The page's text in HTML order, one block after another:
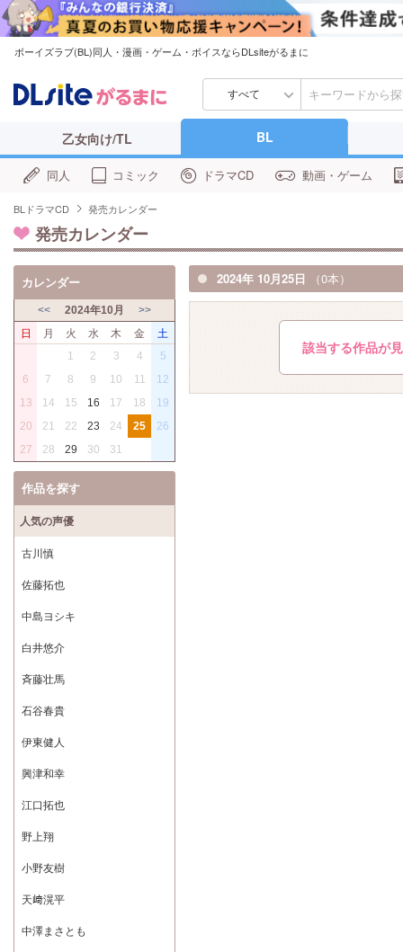
ボーイズラブ(BL)同人・漫画・ゲーム・ボイスならDLsiteがるまに
すべて
乙女向け/TL BL
同人 コミック ドラマCD 動画・ゲーム
BLドラマCD 発売カレンダー
発売カレンダー
2024年 10月25日 （0本）
該当する作品が
カレンダー
<< 2024年10月 >>
日 月 火 水 木 金 土
1 2 3 4
5
6
7 8 9 10 11
12
13
14 15 16 17 18
19
20
21 22 23 24 25
26
27
28 29 30 31
作品を探す
人気の声優
古川慎
佐藤拓也
中島ヨシキ
白井悠介
斉藤壮馬
石谷春貴
伊東健人
興津和幸
江口拓也
野上翔
小野友樹
天﨑滉平
中澤まさとも